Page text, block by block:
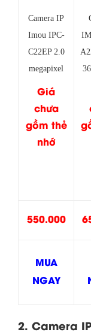
Camera IP
Imou IPC-
C22EP 2.0
megapixel
Giá
chưa
gồm thẻ
nhớ
550.000
MUA
NGAY
2. Camera